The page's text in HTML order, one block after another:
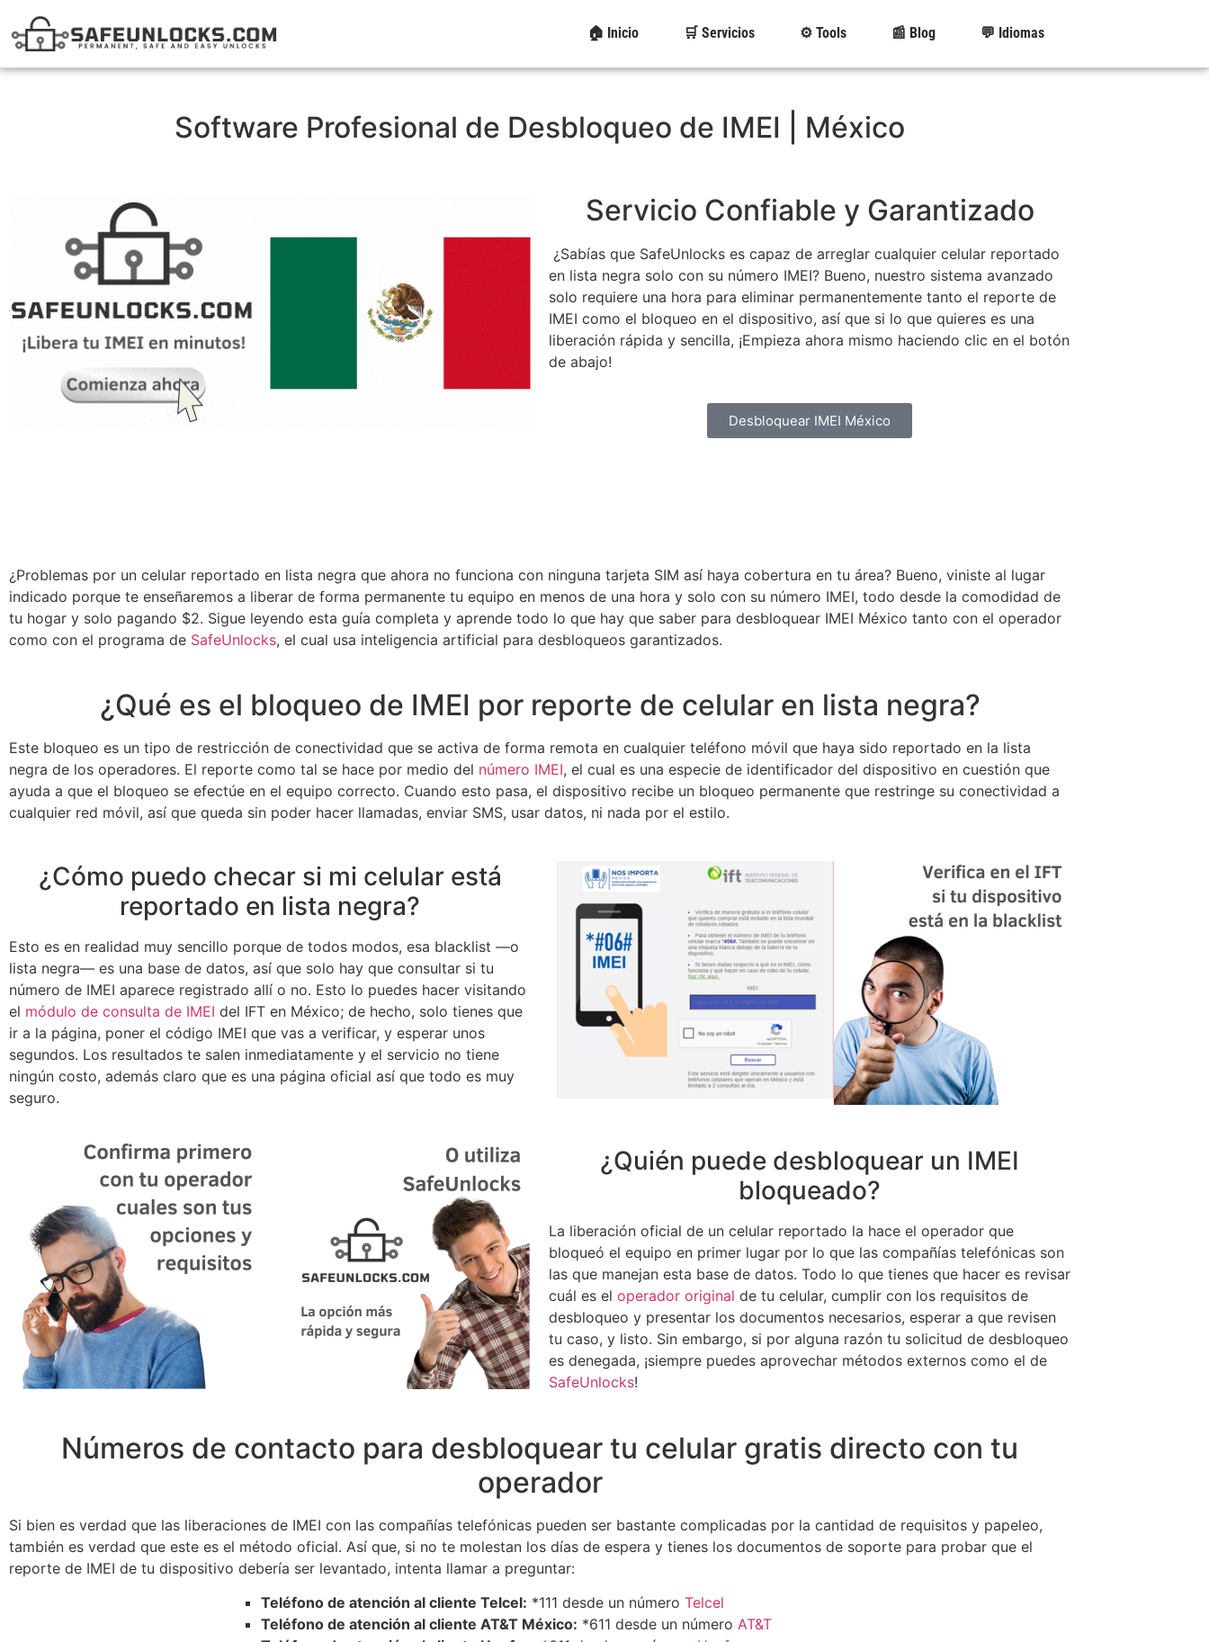
🏠 Inicio 🛒 Servicios ⚙️ Tools 📰 Blog 💬 Idiomas
Software Profesional de Desbloqueo de IMEI | México
Servicio Confiable y Garantizado
¿Sabías que SafeUnlocks es capaz de arreglar cualquier celular reportado
en lista negra solo con su número IMEI? Bueno, nuestro sistema avanzado
solo requiere una hora para eliminar permanentemente tanto el reporte de
IMEI como el bloqueo en el dispositivo, así que si lo que quieres es una
liberación rápida y sencilla, ¡Empieza ahora mismo haciendo clic en el botón
de abajo!
Desbloquear IMEI México
¿Problemas por un celular reportado en lista negra que ahora no funciona con ninguna tarjeta SIM así haya cobertura en tu área? Bueno, viniste al lugar
indicado porque te enseñaremos a liberar de forma permanente tu equipo en menos de una hora y solo con su número IMEI, todo desde la comodidad de
tu hogar y solo pagando $2. Sigue leyendo esta guía completa y aprende todo lo que hay que saber para desbloquear IMEI México tanto con el operador
como con el programa de SafeUnlocks, el cual usa inteligencia artificial para desbloqueos garantizados.
¿Qué es el bloqueo de IMEI por reporte de celular en lista negra?
Este bloqueo es un tipo de restricción de conectividad que se activa de forma remota en cualquier teléfono móvil que haya sido reportado en la lista
negra de los operadores. El reporte como tal se hace por medio del número IMEI, el cual es una especie de identificador del dispositivo en cuestión que
ayuda a que el bloqueo se efectúe en el equipo correcto. Cuando esto pasa, el dispositivo recibe un bloqueo permanente que restringe su conectividad a
cualquier red móvil, así que queda sin poder hacer llamadas, enviar SMS, usar datos, ni nada por el estilo.
¿Cómo puedo checar si mi celular está
reportado en lista negra?
Esto es en realidad muy sencillo porque de todos modos, esa blacklist —o
lista negra— es una base de datos, así que solo hay que consultar si tu
número de IMEI aparece registrado allí o no. Esto lo puedes hacer visitando
el módulo de consulta de IMEI del IFT en México; de hecho, solo tienes que
ir a la página, poner el código IMEI que vas a verificar, y esperar unos
segundos. Los resultados te salen inmediatamente y el servicio no tiene
ningún costo, además claro que es una página oficial así que todo es muy
seguro.
¿Quién puede desbloquear un IMEI
bloqueado?
La liberación oficial de un celular reportado la hace el operador que
bloqueó el equipo en primer lugar por lo que las compañías telefónicas son
las que manejan esta base de datos. Todo lo que tienes que hacer es revisar
cuál es el operador original de tu celular, cumplir con los requisitos de
desbloqueo y presentar los documentos necesarios, esperar a que revisen
tu caso, y listo. Sin embargo, si por alguna razón tu solicitud de desbloqueo
es denegada, ¡siempre puedes aprovechar métodos externos como el de
SafeUnlocks!
Números de contacto para desbloquear tu celular gratis directo con tu
operador
Si bien es verdad que las liberaciones de IMEI con las compañías telefónicas pueden ser bastante complicadas por la cantidad de requisitos y papeleo,
también es verdad que este es el método oficial. Así que, si no te molestan los días de espera y tienes los documentos de soporte para probar que el
reporte de IMEI de tu dispositivo debería ser levantado, intenta llamar a preguntar:
Teléfono de atención al cliente Telcel: *111 desde un número Telcel
Teléfono de atención al cliente AT&T México: *611 desde un número AT&T